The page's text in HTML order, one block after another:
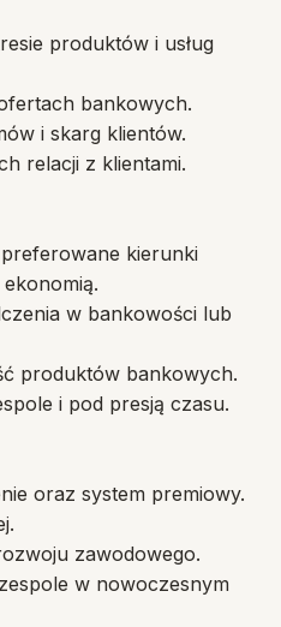
produktów i usług
bankowych.
i skarg klientów.
relacji z klientami.
kierunki
w bankowości lub
produktów bankowych.
i pod presją czasu.
oraz system premiowy.
zawodowego.
w nowoczesnym